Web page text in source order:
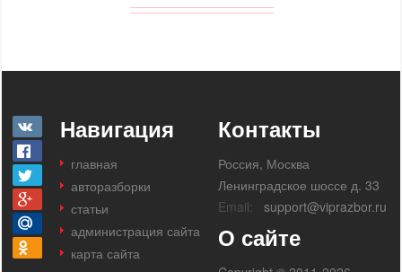
Навигация
главная
авторазборки
статьи
администрация сайта
карта сайта
Контакты
Россия, Москва
Ленинградское шоссе д. 33
Email:
support@viprazbor.ru
О сайте